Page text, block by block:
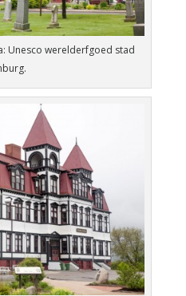
Unesco werelderfgoed stad